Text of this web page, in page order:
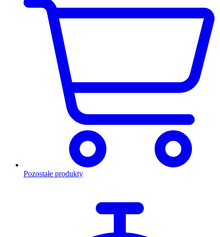
Pozostałe produkty